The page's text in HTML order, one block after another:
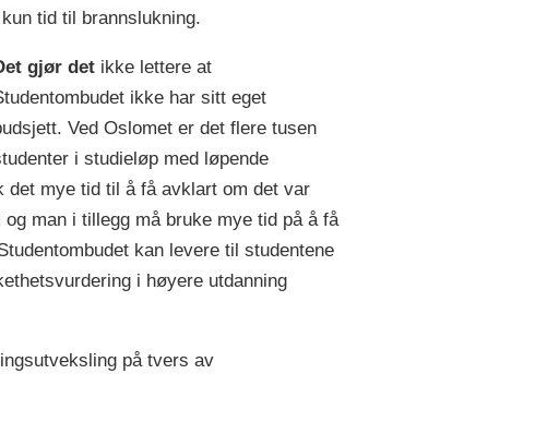
tid til brannslukning.
gjør det ikke lettere at
ikke har sitt eget
Ved Oslomet er det flere tusen
i studieløp med løpende
mye tid til å få avklart om det var
man i tillegg må bruke mye tid på å få
kan levere til studentene
i høyere utdanning
på tvers av